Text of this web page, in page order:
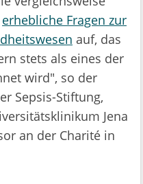
erhebliche Fragen zur
auf, das
stets als eines der
wird", so der
Sepsis-Stiftung,
Jena
an der Charité in